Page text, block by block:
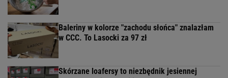
Baleriny w kolorze "zachodu słońca" znalazłam
w CCC. To Lasocki za 97 zł
Skórzane loafersy to niezbędnik jesiennej